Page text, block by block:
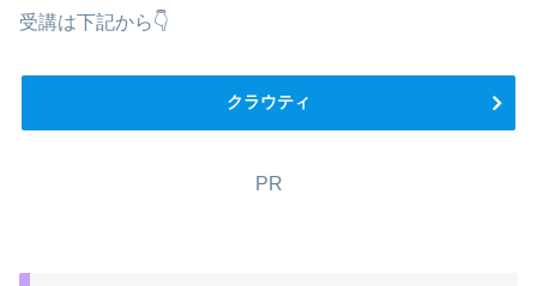
受講は下記から👇
クラウティ
PR